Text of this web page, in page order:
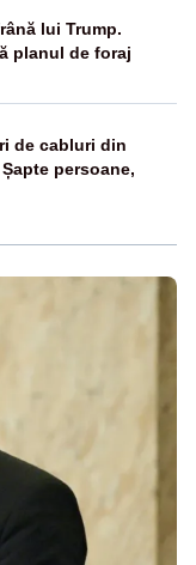
lui Trump.
planul de foraj
de cabluri din
persoane,